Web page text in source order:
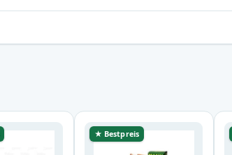
★ Bestpreis